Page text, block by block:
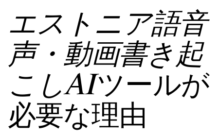
エストニア語音
声・動画書き起
こしAIツールが
必要な理由